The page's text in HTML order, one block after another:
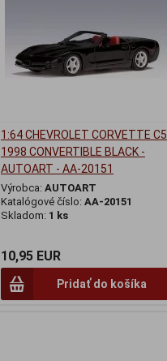
1:64 CHEVROLET CORVETTE C5
1998 CONVERTIBLE BLACK -
AUTOART - AA-20151
Výrobca: AUTOART
Katalógové číslo: AA-20151
Skladom: 1 ks
10,95 EUR
Pridať do košíka